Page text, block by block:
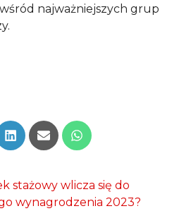
najważniejszych grup
Share
on
Share
on
Share
on
stażowy wlicza się do
wynagrodzenia 2023?